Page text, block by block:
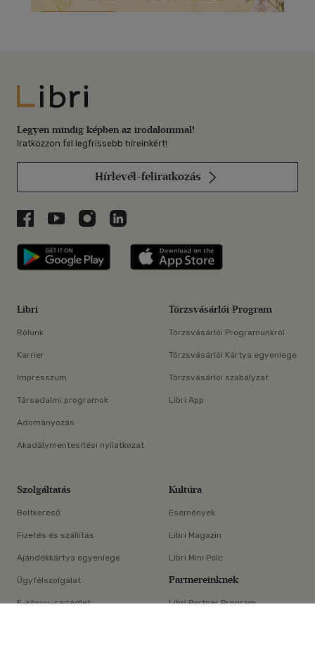
×
Libri
Legyen mindig képben az irodalommal!
Iratkozzon fel legfrissebb híreinkért!
Hírlevél-feliratkozás
Libri a Facebookon
Libri a Youtube-on
Libri az Instagramon
Libri a LinkedInen
Libri applikáció Szerezd meg: Google
Libri
Rólunk
Karrier
Impresszum
Társadalmi programok
Adományozás
Akadálymentesítési nyilatkozat
Törzsvásárlói Program
Törzsvásárlói Programunkról
Törzsvásárlói Kártya egyenlege
Törzsvásárlói szabályzat
Libri App
Szolgáltatás
Boltkereső
Fizetés és szállítás
Ajándékkártya egyenlege
Ügyfélszolgálat
E-könyv-segédlet
Kultúra
Események
Libri Magazin
Libri Mini Polc
Partnereinknek
Libri Partner Program